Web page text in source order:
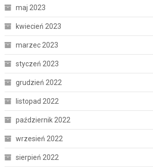
maj 2023
kwiecień 2023
marzec 2023
styczeń 2023
grudzień 2022
listopad 2022
październik 2022
wrzesień 2022
sierpień 2022